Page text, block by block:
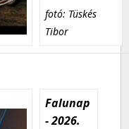
fotó: Tüskés
Tibor
Falunap
- 2026.